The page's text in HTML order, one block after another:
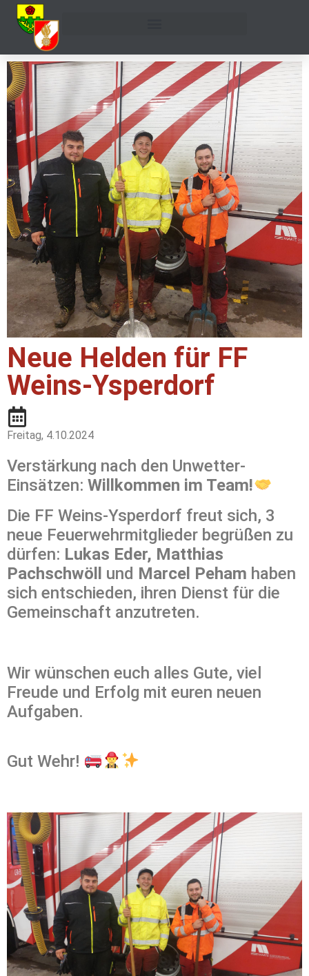
Neue Helden für FF
Weins-Ysperdorf
Freitag, 4.10.2024
Verstärkung nach den Unwetter-
Einsätzen: Willkommen im Team!
Die FF Weins-Ysperdorf freut sich, 3
neue Feuerwehrmitglieder begrüßen zu
dürfen: Lukas Eder, Matthias
Pachschwöll und Marcel Peham haben
sich entschieden, ihren Dienst für die
Gemeinschaft anzutreten.
Wir wünschen euch alles Gute, viel
Freude und Erfolg mit euren neuen
Aufgaben.
Gut Wehr!